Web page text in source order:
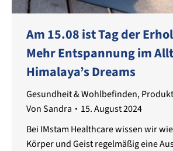
Am 15.08 ist Tag der
Mehr Entspannung im
Himalaya’s Dreams
Gesundheit & Wohlbefinden,
VonSandra
15. August 2024
Bei IMstam Healthcare wissen wir
Körper und Geist regelmäßig eine